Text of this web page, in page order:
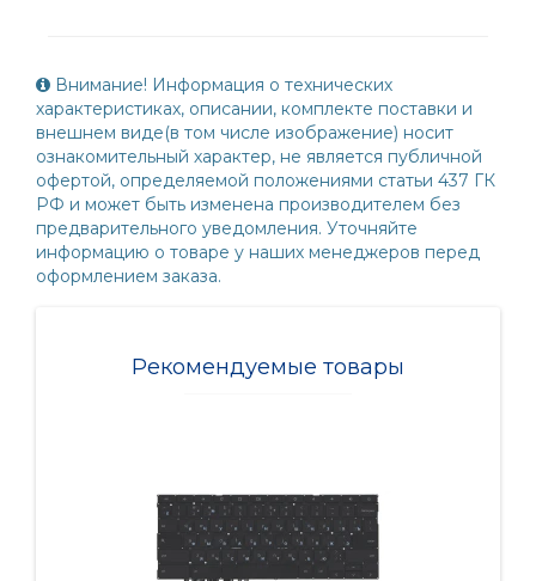
Внимание! Информация о технических
характеристиках, описании, комплекте поставки и
внешнем виде(в том числе изображение) носит
ознакомительный характер, не является публичной
офертой, определяемой положениями статьи 437 ГК
РФ и может быть изменена производителем без
предварительного уведомления. Уточняйте
информацию о товаре у наших менеджеров перед
оформлением заказа.
Рекомендуемые товары